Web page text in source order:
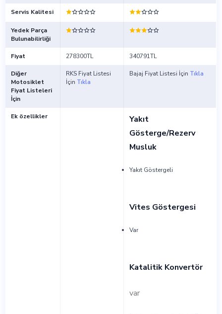
Servis Kalitesi
Yedek Parça
Bulunabilirliği
Fiyat 278300TL 340791TL
Diğer
Motosiklet
Fiyat Listeleri
İçin
RKS Fiyat Listesi
İçin Tıkla
Bajaj Fiyat Listesi İçin Tıkla
Ek özellikler
Yakıt
Gösterge/Rezerv
Musluk
Yakıt Göstergeli
Vites Göstergesi
Var
Katalitik Konvertör
var